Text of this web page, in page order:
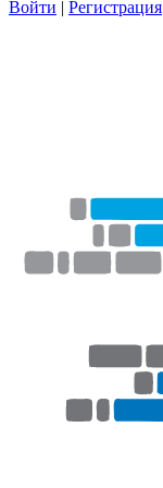
Войти | Регистрация